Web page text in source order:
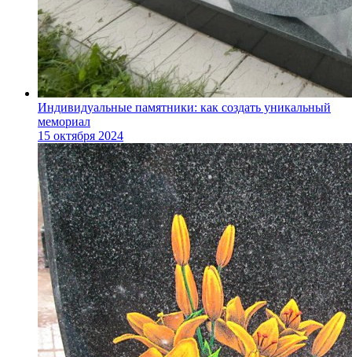
Индивидуальные памятники: как создать уникальный
мемориал
15 октября 2024